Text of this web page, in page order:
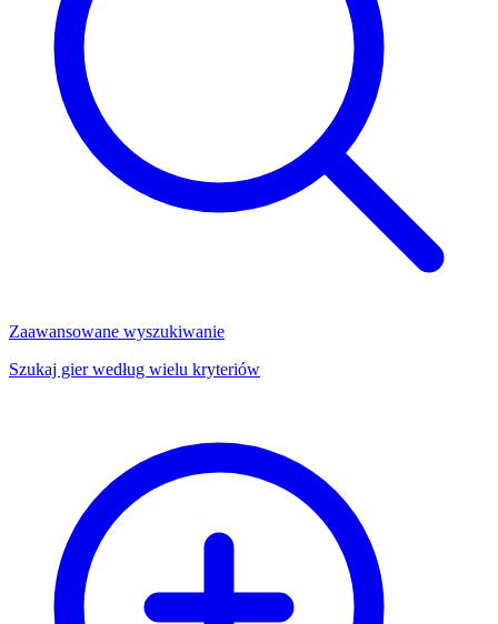
Zaawansowane wyszukiwanie
Szukaj gier według wielu kryteriów